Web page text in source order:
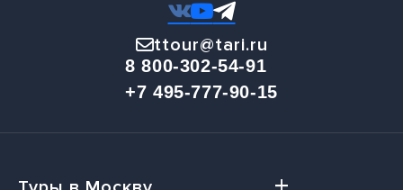
ttour@tari.ru
8 800-302-54-91
+7 495-777-90-15